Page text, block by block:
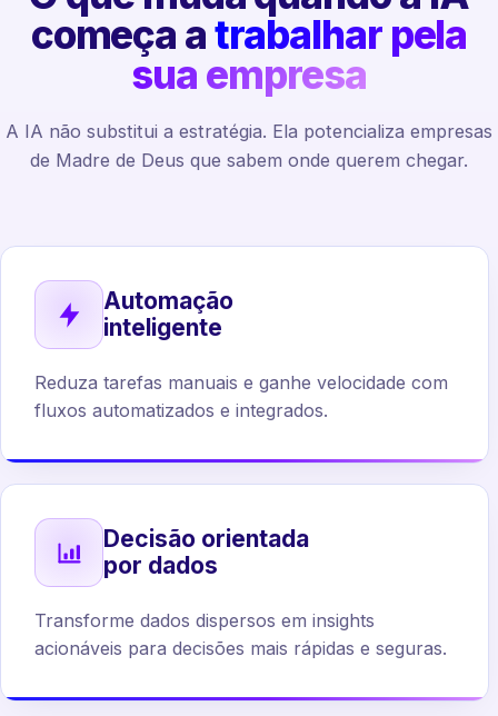
começa atrabalhar pela
sua empresa
A IA não substitui a estratégia. Ela potencializa empresas
de Madre de Deus que sabem onde querem chegar.
Automação
inteligente
Reduza tarefas manuais e ganhe velocidade com
fluxos automatizados e integrados.
Decisão orientada
por dados
Transforme dados dispersos em insights
acionáveis para decisões mais rápidas e seguras.